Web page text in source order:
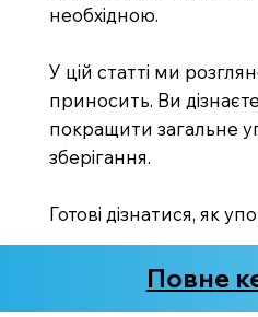
необхідною.
У цій статті ми
приносить. Ви
покращити загальне
зберігання.
Готові дізнатися, як
Повне